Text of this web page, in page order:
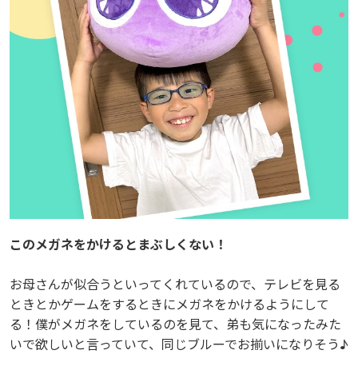
このメガネをかけるとまぶしくない！
お母さんが似合うといってくれているので、テレビを見る
ときとかゲームをするときにメガネをかけるようにして
る！僕がメガネをしているのを見て、弟も気になったみた
いで欲しいと言っていて、同じブルーでお揃いになりそう♪
このメガネをかけるとまぶしくない！
お母さんが似合うといってくれているので、テレビを見る
ときとかゲームをするときにメガネをかけるようにして
る！僕がメガネをしているのを見て、弟も気になったみた
いで欲しいと言っていて、同じブルーでお揃いになりそう♪